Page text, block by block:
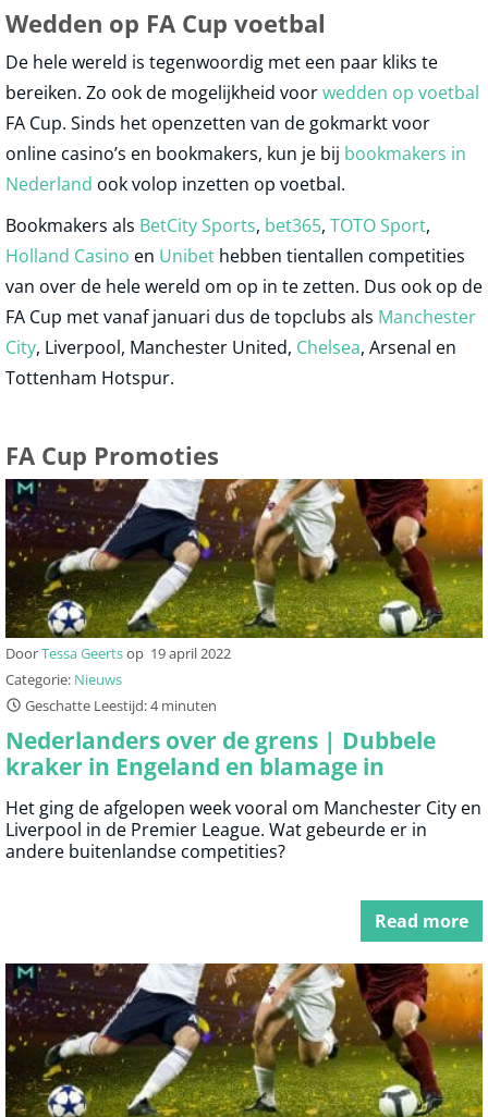
Wedden op FA Cup voetbal
De hele wereld is tegenwoordig met een paar kliks te
bereiken. Zo ook de mogelijkheid voorwedden op voetbal
FA Cup. Sinds het openzetten van de gokmarkt voor
online casino’s en bookmakers, kun je bij bookmakers in
Nederland ook volop inzetten op voetbal.
Bookmakers als BetCity Sports, bet365, TOTO Sport,
Holland Casino en Unibet hebben tientallen competities
van over de hele wereld om op in te zetten. Dus ook op de
FA Cup met vanaf januari dus de topclubs als Manchester
City, Liverpool, Manchester United, Chelsea, Arsenal en
Tottenham Hotspur.
FA Cup Promoties
DoorTessa Geertsop 19 april 2022
Categorie: Nieuws
Geschatte Leestijd: 4 minuten
Nederlanders over de grens | Dubbele
kraker in Engeland en blamage in
Barcelona
Het ging de afgelopen week vooral om Manchester City en
Liverpool in de Premier League. Wat gebeurde er in
andere buitenlandse competities?
Read more